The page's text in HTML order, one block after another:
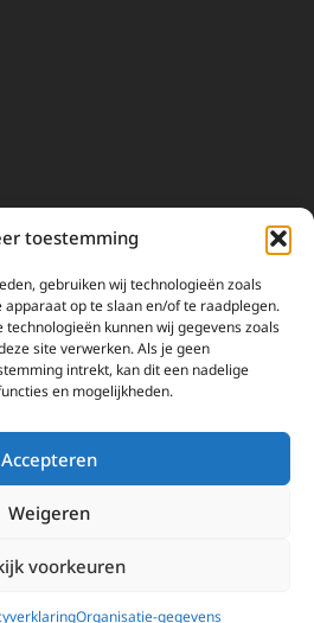
toestemming
gebruiken wij technologieën zoals
op te slaan en/of te raadplegen.
kunnen wij gegevens zoals
site verwerken. Als je geen
intrekt, kan dit een nadelige
en mogelijkheden.
Accepteren
Weigeren
voorkeuren
Organisatie-gegevens
door uw donaties.
advertentie-inkomsten of
|Privacyverklaring